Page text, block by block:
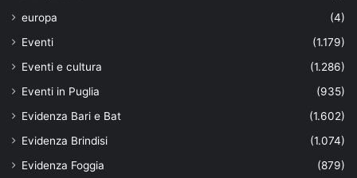
europa
(4)
Eventi
(1.179)
Eventi e cultura
(1.286)
Eventi in Puglia
(935)
Evidenza Bari e Bat
(1.602)
Evidenza Brindisi
(1.074)
Evidenza Foggia
(879)